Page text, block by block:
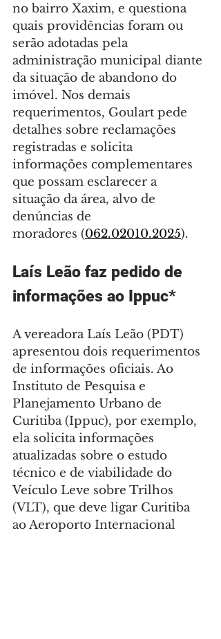
no bairro Xaxim, e questiona
quais providências foram ou
serão adotadas pela
administração municipal diante
da situação de abandono do
imóvel. Nos demais
requerimentos, Goulart pede
detalhes sobre reclamações
registradas e solicita
informações complementares
que possam esclarecer a
situação da área, alvo de
denúncias de
moradores (062.02010.2025).
Laís Leão faz pedido de
informações ao Ippuc*
A vereadora Laís Leão (PDT)
apresentou dois requerimentos
de informações oficiais. Ao
Instituto de Pesquisa e
Planejamento Urbano de
Curitiba (Ippuc), por exemplo,
ela solicita informações
atualizadas sobre o estudo
técnico e de viabilidade do
Veículo Leve sobre Trilhos
(VLT), que deve ligar Curitiba
ao Aeroporto Internacional